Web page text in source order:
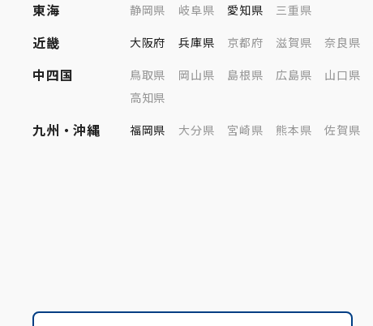
東海 静岡県 岐阜県 愛知県 三重県
近畿 大阪府 兵庫県 京都府 滋賀県 奈良県
中四国 鳥取県 岡山県 島根県 広島県 山口県
高知県
九州・沖縄 福岡県 大分県 宮崎県 熊本県 佐賀県